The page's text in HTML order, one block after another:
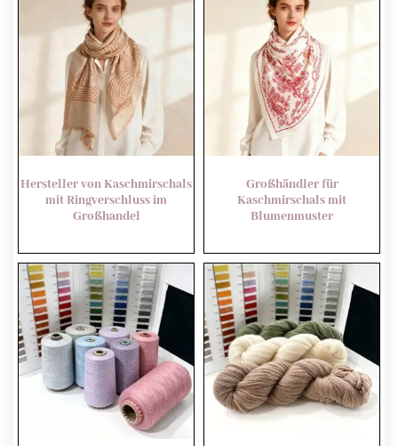
Hersteller von Kaschmirschals
mit Ringverschluss im
Großhandel
Großhändler für
Kaschmirschals mit
Blumenmuster